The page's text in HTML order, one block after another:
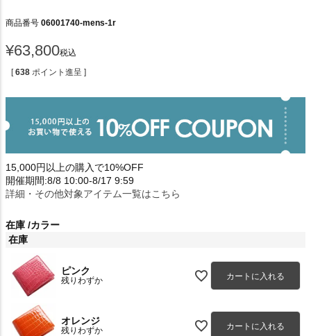
商品番号 06001740-mens-1r
¥63,800税込
[ 638 ポイント進呈 ]
15,000円以上の購入で10%OFF
開催期間:8/8 10:00-8/17 9:59
詳細・その他対象アイテム一覧はこちら
在庫 カラー
在庫
ピンク
残りわずか カートに入れる
オレンジ
残りわずか カートに入れる